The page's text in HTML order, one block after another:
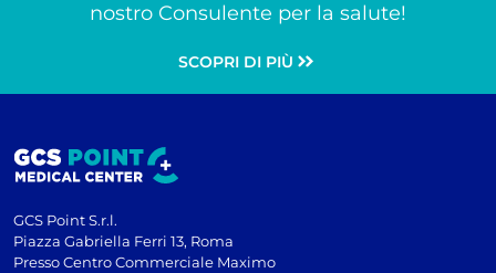
nostro Consulente per la salute!
SCOPRI DI PIÙ
GCS Point S.r.l.
Piazza Gabriella Ferri 13, Roma
Presso Centro Commerciale Maximo